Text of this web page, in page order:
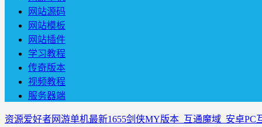
网站源码
网站模板
网站插件
学习教程
传奇版本
视频教程
服务器端
资源爱好者网游单机最新1655剑侠MY版本_互通魔域_安卓PC